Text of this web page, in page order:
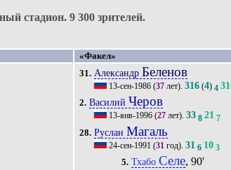
стадион.9 300 зрителей.
«Факел»
31. Александр Беленов
13-сен-1986 (37 лет).316 (4) 4
2. Василий Черов
13-янв-1996 (27 лет).33 8 21 7
28. Руслан Магаль
24-сен-1991 (31 год).31 6 10 3
5. ТхабоСеле, 90'